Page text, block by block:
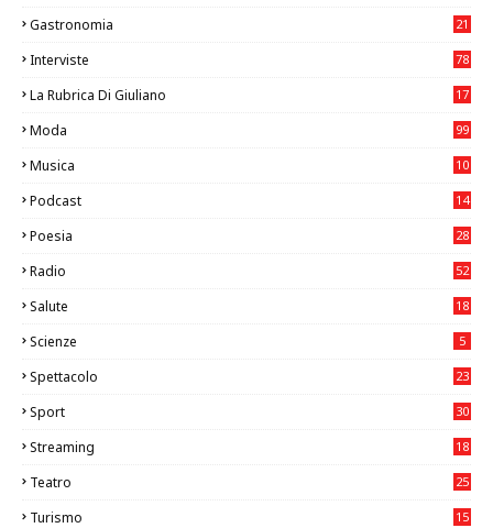
Gastronomia
21
Interviste 78
La Rubrica Di Giuliano
17
Moda 99
Musica
10
Podcast 14
Poesia 28
Radio 52
Salute
18
Scienze 5
Spettacolo 23
Sport
30
Streaming 18
Teatro
25
Turismo
15